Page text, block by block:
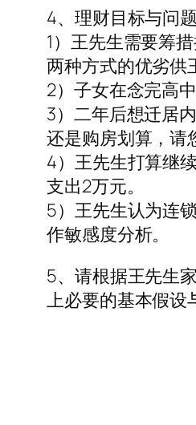
4、理财目标与问
1）王先生需要筹
两种方式的优劣供
2）子女在念完高
3）二年后想迁居
还是购房划算，请
4）王先生打算继
支出2万元。
5）王先生认为连
作敏感度分析。
5、请根据王先生
上必要的基本假设